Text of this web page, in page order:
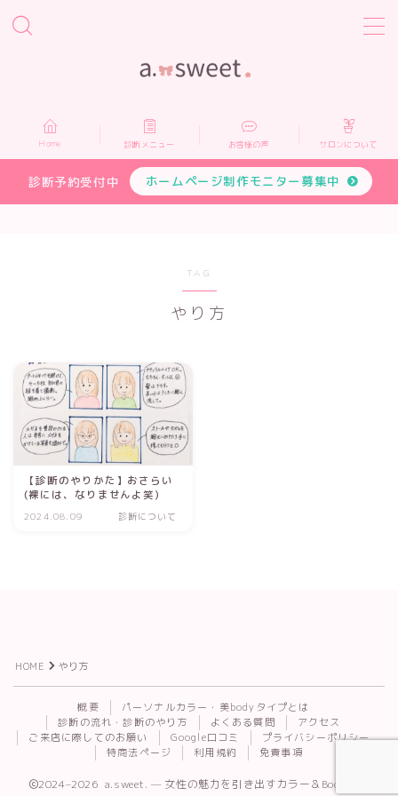
Home
診断メニュー
お申し込み
Home 診断メニュー お客様の声 サロンについて
診断予約受付中 ホームページ制作モニター募集中
TAG
やり方
【診断のやりかた】おさらい
(裸には、なりませんよ笑)
2024.08.09 診断について
HOME やり方
概要
パーソナルカラー・美bodyタイプとは
診断の流れ・診断のやり方
よくある質問
アクセス
ご来店に際してのお願い
Google口コミ
プライバシーポリシー
特商法ページ
利用規約 免責事項
2024–2026 a.sweet. — 女性の魅力を引き出すカラー＆Body診断